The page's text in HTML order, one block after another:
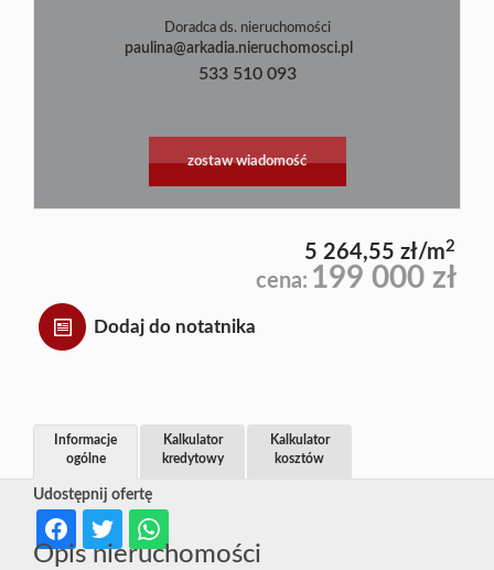
Doradca ds. nieruchomości
paulina@arkadia.nieruchomosci.pl
533 510 093
zostaw wiadomość
5 264,55 zł/m2
cena: 199 000 zł
Dodaj do notatnika
Udostępnij ofertę
Informacje
ogólne
Kalkulator
kredytowy
Kalkulator
kosztów
Opis nieruchomości